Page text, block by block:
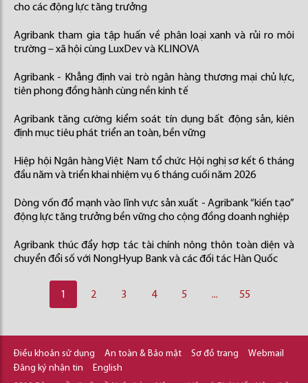
cho các động lực tăng trưởng
Agribank tham gia tập huấn về phân loại xanh và rủi ro môi
trường – xã hội cùng LuxDev và KLINOVA
Agribank - Khẳng định vai trò ngân hàng thương mại chủ lực,
tiên phong đồng hành cùng nền kinh tế
Agribank tăng cường kiểm soát tín dụng bất động sản, kiên
định mục tiêu phát triển an toàn, bền vững
Hiệp hội Ngân hàng Việt Nam tổ chức Hội nghị sơ kết 6 tháng
đầu năm và triển khai nhiệm vụ 6 tháng cuối năm 2026
Dòng vốn đổ mạnh vào lĩnh vực sản xuất - Agribank “kiến tạo”
động lực tăng trưởng bền vững cho cộng đồng doanh nghiệp
Agribank thúc đẩy hợp tác tài chính nông thôn toàn diện và
chuyển đổi số với NongHyup Bank và các đối tác Hàn Quốc
1 2 3 4 5 ... 55
Điều khoản sử dụng An toàn & Bảo mật Sơ đồ trang
Webmail
Đăng ký nhận tin
English